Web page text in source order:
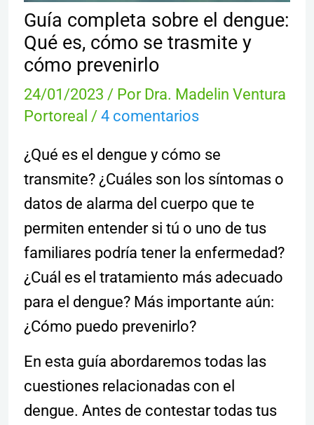
Guía completa sobre el dengue:
Qué es, cómo se trasmite y
cómo prevenirlo
24/01/2023 / Por Dra. Madelin Ventura
Portoreal / 4 comentarios
¿Qué es el dengue y cómo se
transmite? ¿Cuáles son los síntomas o
datos de alarma del cuerpo que te
permiten entender si tú o uno de tus
familiares podría tener la enfermedad?
¿Cuál es el tratamiento más adecuado
para el dengue? Más importante aún:
¿Cómo puedo prevenirlo?
En esta guía abordaremos todas las
cuestiones relacionadas con el
dengue. Antes de contestar todas tus